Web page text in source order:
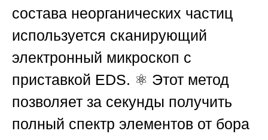
состава неорганических частиц
используется сканирующий
электронный микроскоп с
приставкой EDS. ⚛️ Этот метод
позволяет за секунды получить
полный спектр элементов от бора